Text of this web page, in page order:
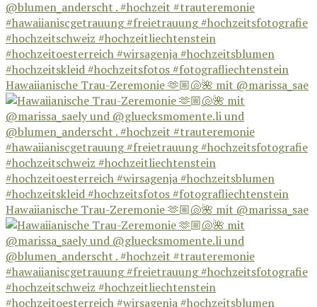
Hawaiianische Trau-Zeremonie 🫶🏼🐚🌺 mit @marissa_sae
Hawaiianische Trau-Zeremonie 🫶🏼🐚🌺 mit @marissa_sae